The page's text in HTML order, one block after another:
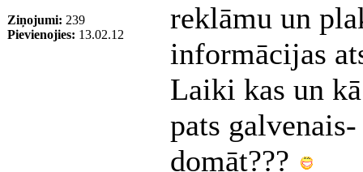
Ziņojumi: 239
Pievienojies: 13.02.12
reklāmu un
informācijas
Laiki kas un
pats
domāt???